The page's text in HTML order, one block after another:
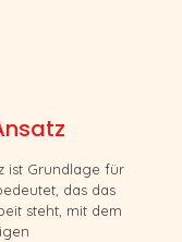
ist Grundlage für
das das
steht, mit dem